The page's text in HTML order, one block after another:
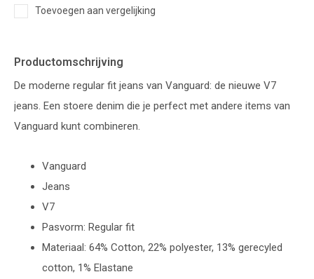
Toevoegen aan vergelijking
Productomschrijving
De moderne regular fit jeans van Vanguard: de nieuwe V7
jeans. Een stoere denim die je perfect met andere items van
Vanguard kunt combineren.
Vanguard
Jeans
V7
Pasvorm: Regular fit
Materiaal: 64% Cotton, 22% polyester, 13% gerecyled
cotton, 1% Elastane